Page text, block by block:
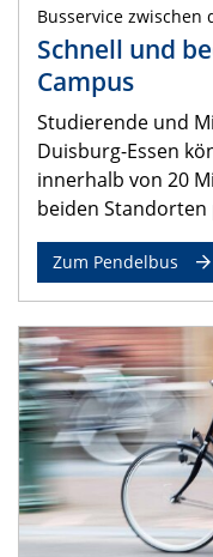
Busservice zwischen
Schnell und
Campus
Studierende und
Duisburg-Essen
innerhalb von 20
beiden Standorten
Zum Pendelbus